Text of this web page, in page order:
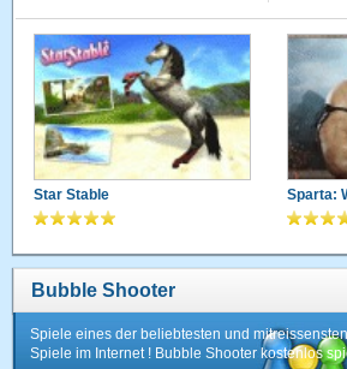
Star Stable Sparta:
Bubble Shooter
Spiele eines der beliebtesten und mitreissensten
Spiele im Internet ! Bubble Shooter kostenlos